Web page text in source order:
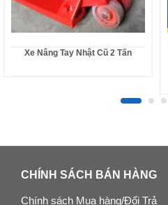
Xe Nâng Tay Nhật Cũ 2 Tấn
CHÍNH SÁCH BÁN HÀNG
Chính sách Mua hàng/Đổi Trả